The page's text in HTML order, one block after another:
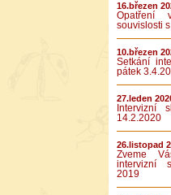
16.březen
Opatření
souvislosti
10.březen
Setkání
pátek
27.leden
Intervizní
14.2.2020
26.listopad
Zveme
intervizní
2019